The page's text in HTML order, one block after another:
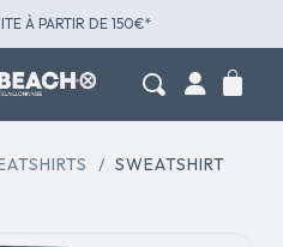
À PARTIR DE 150€*
SWEATSHIRT